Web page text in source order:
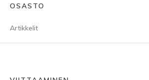
OSASTO
Artikkelit